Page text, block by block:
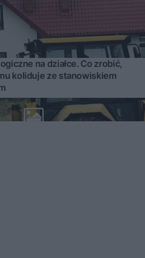
na działce. Co zrobić,
koliduje ze stanowiskiem